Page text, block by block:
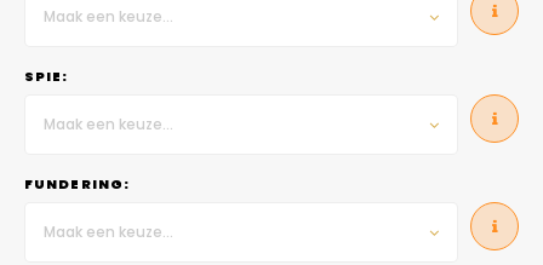
Maak een keuze...
SPIE:
Maak een keuze...
FUNDERING:
Maak een keuze...